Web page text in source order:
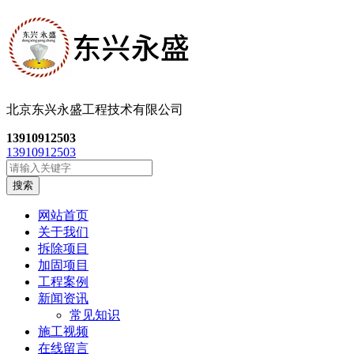
北京东兴永盛工程技术有限公司
13910912503
13910912503
搜索
网站首页
关于我们
拆除项目
加固项目
工程案例
新闻资讯
常见知识
施工视频
在线留言